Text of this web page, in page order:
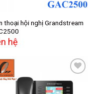
thoại hội nghị Grandstream
hệ